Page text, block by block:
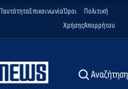
ΤαυτότηταΕπικοινωνίαΌροι
Χρήσης
Πολιτική
Απορρήτου
Αναζήτηση